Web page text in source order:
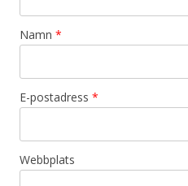
Namn *
E-postadress *
Webbplats